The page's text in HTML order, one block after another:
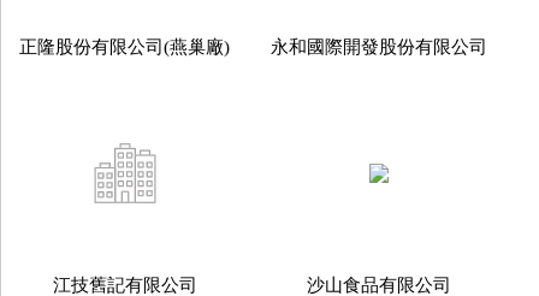
正隆股份有限公司(燕巢廠) 永和國際開發股份有限公司
江技舊記有限公司 沙山食品有限公司